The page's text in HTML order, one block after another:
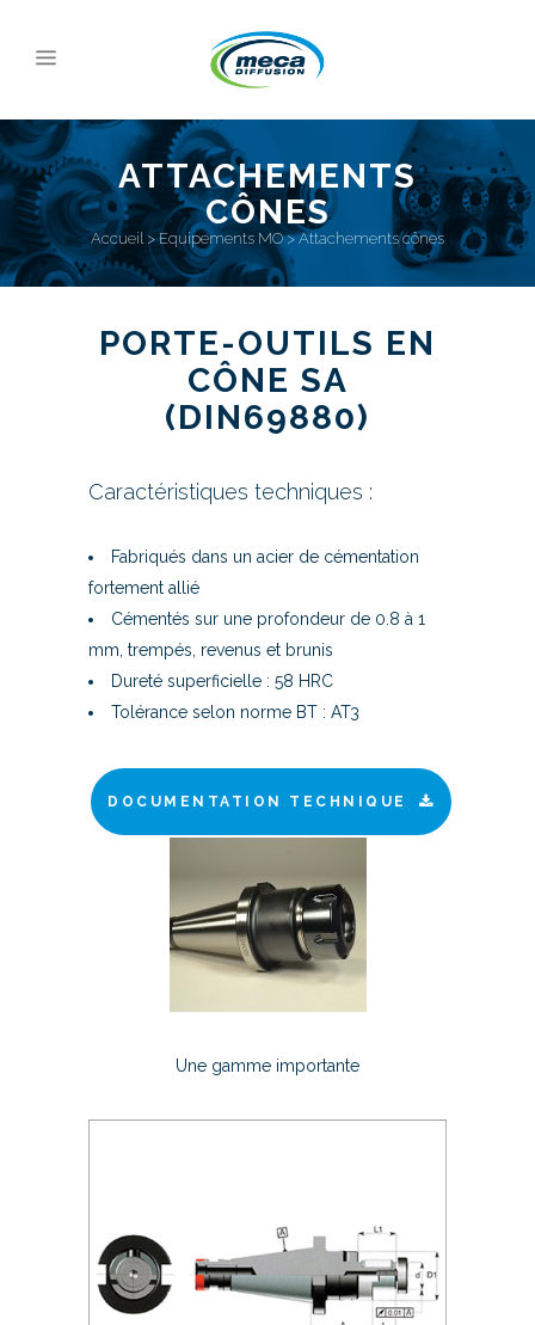
ATTACHEMENTS
CÔNES
Accueil>Equipements MO>Attachements cônes
PORTE-OUTILS EN
CÔNE SA
(DIN69880)
Caractéristiques techniques :
Fabriqués dans un acier de cémentation
fortement allié
Cémentés sur une profondeur de 0.8 à 1
mm, trempés, revenus et brunis
Dureté superficielle : 58 HRC
Tolérance selon norme BT : AT3
DOCUMENTATION TECHNIQUE
Une gamme importante